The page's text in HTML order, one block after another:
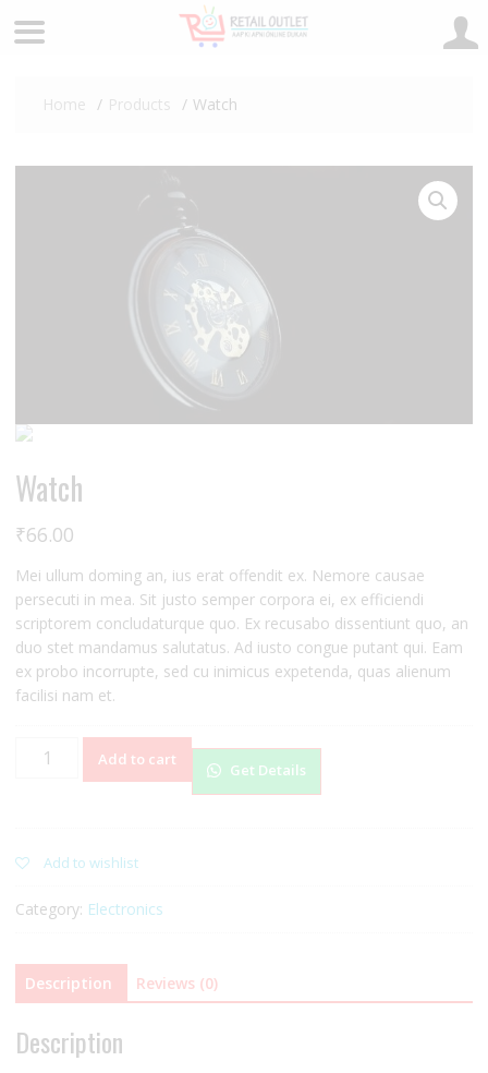
contentHome Products Watch
Watch
₹66.00
Mei ullum doming an, ius erat offendit ex. Nemore causae
persecuti in mea. Sit justo semper corpora ei, ex efficiendi
scriptorem concludaturque quo. Ex recusabo dissentiunt quo, an
duo stet mandamus salutatus. Ad iusto congue putant qui. Eam
ex probo incorrupte, sed cu inimicus expetenda, quas alienum
facilisi nam et.
Watch
quantity
Add to cart
Get Details
Add to wishlist
Category: Electronics
Description Reviews (0)
Description